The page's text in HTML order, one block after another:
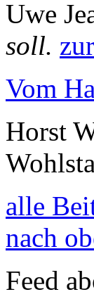
Uwe
soll.
Vom
Horst
alle
nach
Feed